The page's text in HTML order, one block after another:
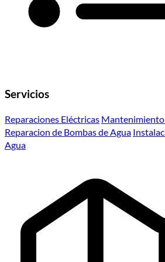
Servicios
Reparaciones Eléctricas Mantenimiento
Reparacion de Bombas de Agua
Agua